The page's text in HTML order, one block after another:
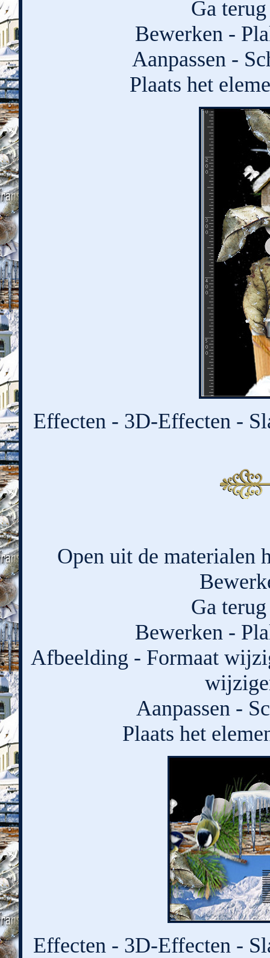
Ga
Bewerken -
Aanpassen -
Plaats het
Effecten - 3D-Effecten -
Open uit de materialen
Ga
Bewerken -
Afbeelding - Formaat
Aanpassen -
Plaats het
Effecten - 3D-Effecten -